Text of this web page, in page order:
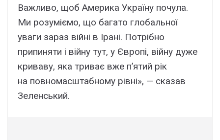
Важливо, щоб Америка Україну почула.
Ми розуміємо, що багато глобальної
уваги зараз війні в Ірані. Потрібно
припиняти і війну тут, у Європі, війну дуже
криваву, яка триває вже п’ятий рік
на повномасштабному рівні», — сказав
Зеленський.